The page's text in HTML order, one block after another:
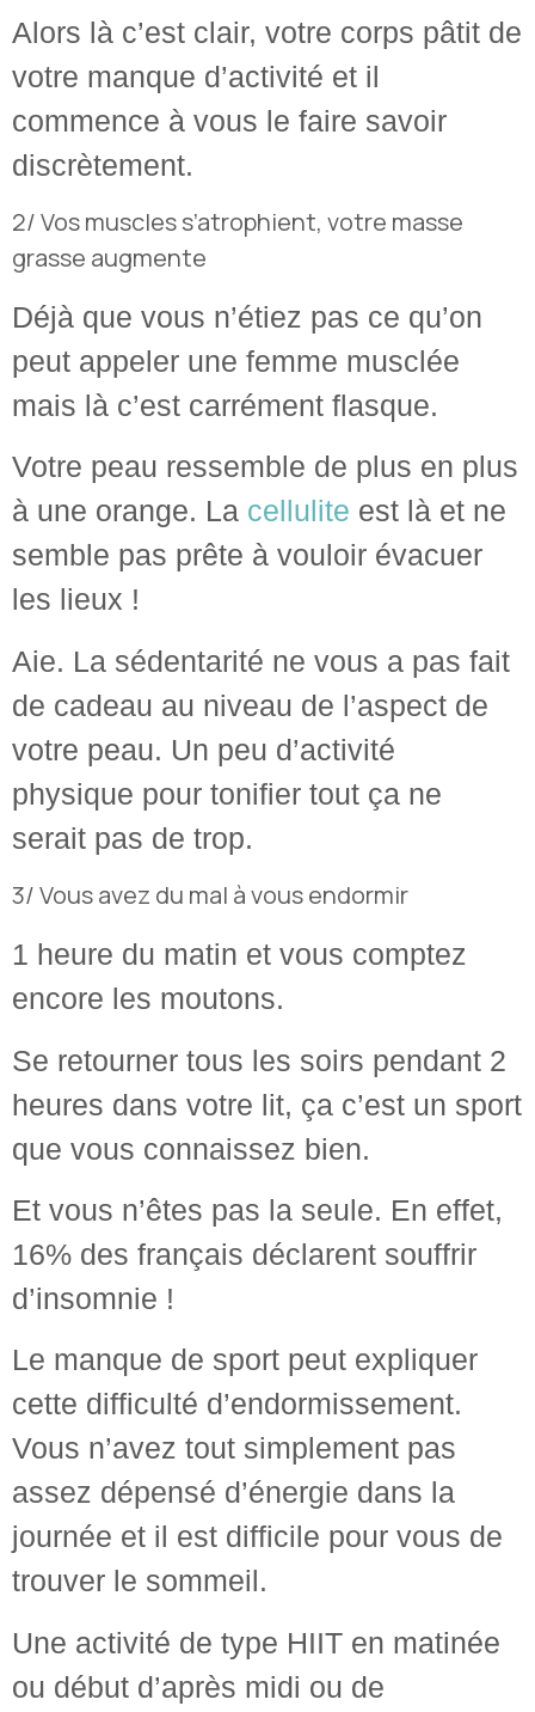
Alors là c’est clair, votre corps pâtit de
votre manque d’activité et il
commence à vous le faire savoir
discrètement.
2/ Vos muscles s’atrophient, votre masse
grasse augmente
Déjà que vous n’étiez pas ce qu’on
peut appeler une femme musclée
mais là c’est carrément flasque.
Votre peau ressemble de plus en plus
à une orange. La cellulite est là et ne
semble pas prête à vouloir évacuer
les lieux !
Aie. La sédentarité ne vous a pas fait
de cadeau au niveau de l’aspect de
votre peau. Un peu d’activité
physique pour tonifier tout ça ne
serait pas de trop.
3/ Vous avez du mal à vous endormir
1 heure du matin et vous comptez
encore les moutons.
Se retourner tous les soirs pendant 2
heures dans votre lit, ça c’est un sport
que vous connaissez bien.
Et vous n’êtes pas la seule. En effet,
16% des français déclarent souffrir
d’insomnie !
Le manque de sport peut expliquer
cette difficulté d’endormissement.
Vous n’avez tout simplement pas
assez dépensé d’énergie dans la
journée et il est difficile pour vous de
trouver le sommeil.
Une activité de type HIIT en matinée
ou début d’après midi ou de